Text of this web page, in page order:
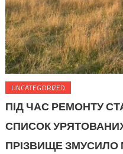
UNCATEGORIZED
ПІД ЧАС РЕМОНТУ
СПИСОК
ПРІЗВИЩЕ ЗМУСИЛО